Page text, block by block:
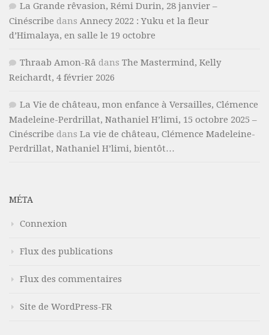
La Grande rêvasion, Rémi Durin, 28 janvier –
Cinéscribe dans Annecy 2022 : Yuku et la fleur
d’Himalaya, en salle le 19 octobre
Thraab Amon-Râ dans The Mastermind, Kelly
Reichardt, 4 février 2026
La Vie de château, mon enfance à Versailles, Clémence
Madeleine-Perdrillat, Nathaniel H’limi, 15 octobre 2025 –
Cinéscribe dans La vie de château, Clémence Madeleine-
Perdrillat, Nathaniel H’limi, bientôt…
MÉTA
Connexion
Flux des publications
Flux des commentaires
Site de WordPress-FR